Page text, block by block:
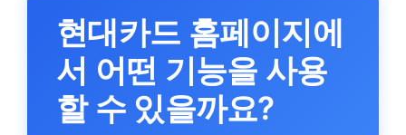
현대카드 홈페이지에
서 어떤 기능을 사용
할 수 있을까요?